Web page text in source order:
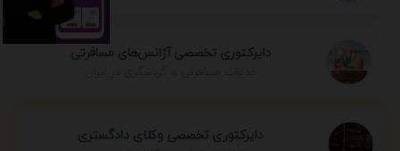
دایرکتوری تخصصی آژانس‌های مسافرتی
دایرکتوری تخصصی وکلای دادگستری